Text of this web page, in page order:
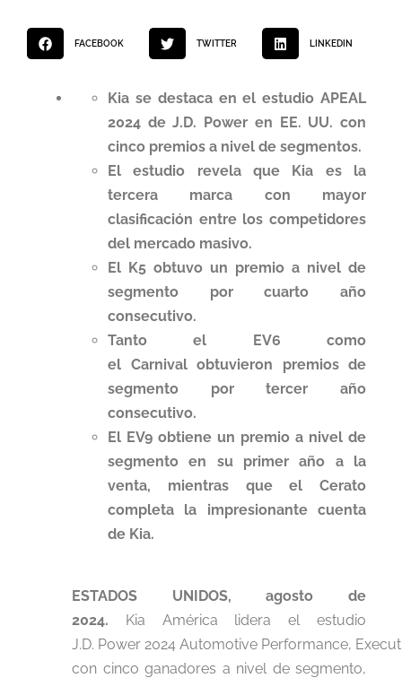
FACEBOOK TWITTER LINKEDIN
Kia se destaca en el estudio APEAL
2024 de J.D. Power en EE. UU. con
cinco premios a nivel de segmentos.
El estudio revela que Kia es la
tercera marca con mayor
clasificación entre los competidores
del mercado masivo.
El K5 obtuvo un premio a nivel de
segmento por cuarto año
consecutivo.
Tanto el EV6 como
el Carnival obtuvieron premios de
segmento por tercer año
consecutivo.
El EV9 obtiene un premio a nivel de
segmento en su primer año a la
venta, mientras que el Cerato
completa la impresionante cuenta
de Kia.
ESTADOS UNIDOS, agosto de
2024. Kia América lidera el estudio
J.D. Power 2024 Automotive Performance,
con cinco ganadores a nivel de segmento,